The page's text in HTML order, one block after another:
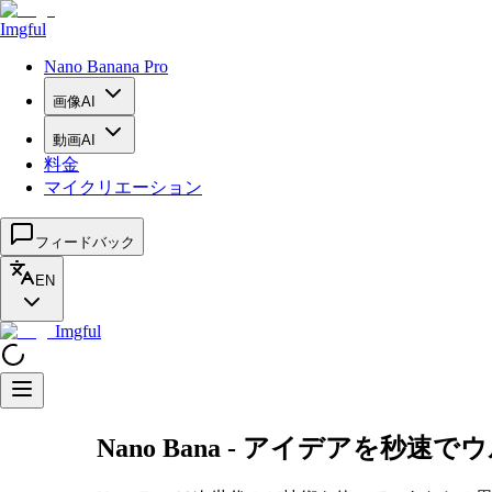
Imgful
Nano Banana Pro
画像AI
動画AI
料金
マイクリエーション
フィードバック
EN
Imgful
Nano Bana - アイデアを秒速で